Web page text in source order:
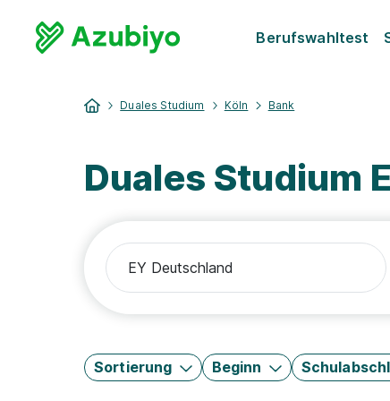
Berufswahltest
Duales Studium Köln Bank
Duales Studium
Sortierung Beginn